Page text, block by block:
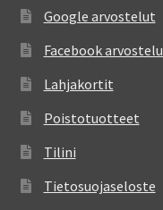
Google arvostelut
Facebook
Lahjakortit
Poistotuotteet
Tilini
Tietosuojaseloste